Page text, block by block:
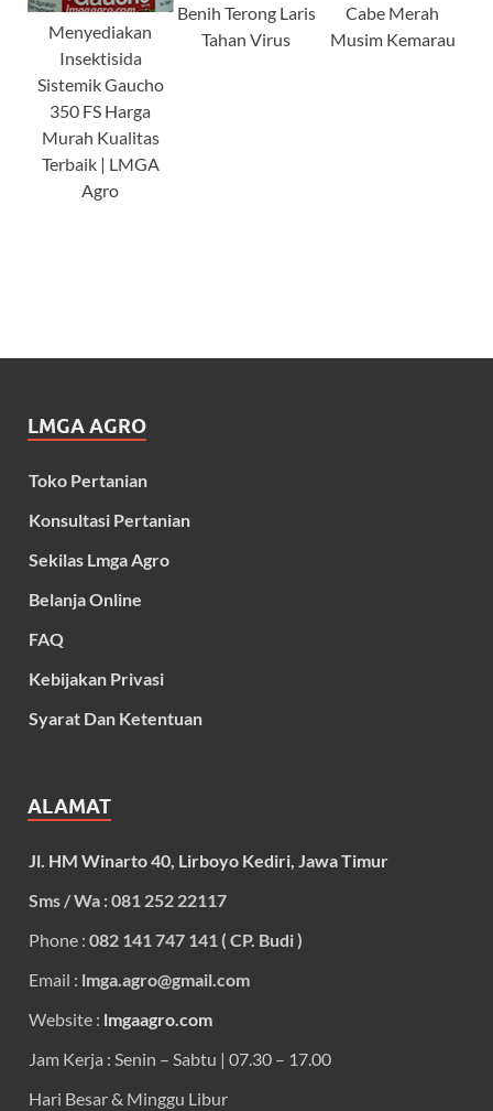
Menyediakan
Insektisida
Sistemik Gaucho
350 FS Harga
Murah Kualitas
Terbaik | LMGA
Agro
Benih Terong Laris
Tahan Virus
Cabe Merah
Musim Kemarau
LMGA AGRO
Toko Pertanian
Konsultasi Pertanian
Sekilas Lmga Agro
Belanja Online
FAQ
Kebijakan Privasi
Syarat Dan Ketentuan
ALAMAT
Jl. HM Winarto 40, Lirboyo Kediri, Jawa Timur
Sms / Wa : 081 252 22117
Phone : 082 141 747 141 ( CP. Budi )
Email : lmga.agro@gmail.com
Website : lmgaagro.com
Jam Kerja : Senin – Sabtu | 07.30 – 17.00
Hari Besar & Minggu Libur